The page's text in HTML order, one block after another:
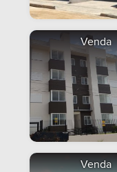
Venda
Venda